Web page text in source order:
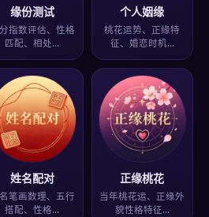
缘份测试
指数评估、性格
匹配、相处…
个人姻缘
桃花运势、正缘特
征、婚恋时机…
姓名配对
笔画数理、五行
搭配、性格…
正缘桃花
当年桃花运、正缘外
貌性格特征…